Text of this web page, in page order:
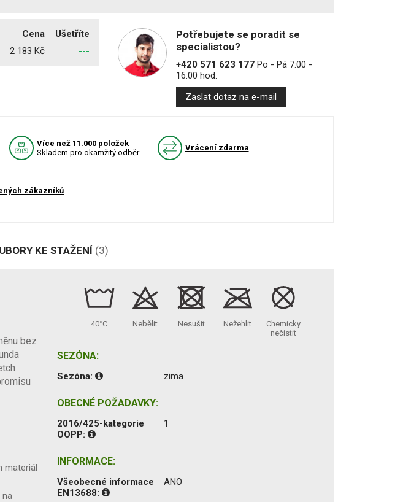
Cena
Ušetříte
2 183 Kč ---
Potřebujete se poradit se
specialistou?
+420 571 623 177Po - Pá 7:00 -
16:00 hod.
Zaslat dotaz na e-mail
Více než 11.000 položek
Skladem pro okamžitý odběr
Vrácení zdarma
zákazníků
KE STAŽENÍ (3)
bez
materiál
40°C Nebělit Nesušit Nežehlit
Chemicky
nečistit
SEZÓNA:
Sezóna: zima
OBECNÉ POŽADAVKY:
2016/425-kategorie
OOPP:
1
INFORMACE:
Všeobecné informace
EN13688:
ANO